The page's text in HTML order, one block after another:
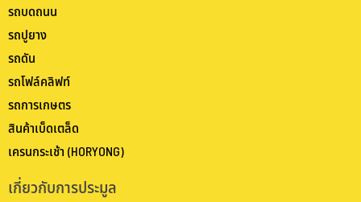
รถบดถนน
รถปูยาง
รถดัน
รถโฟล์คลิฟท์
รถการเกษตร
สินค้าเบ็ดเตล็ด
เครนกระเช้า (HORYONG)
เกี่ยวกับการประมูล